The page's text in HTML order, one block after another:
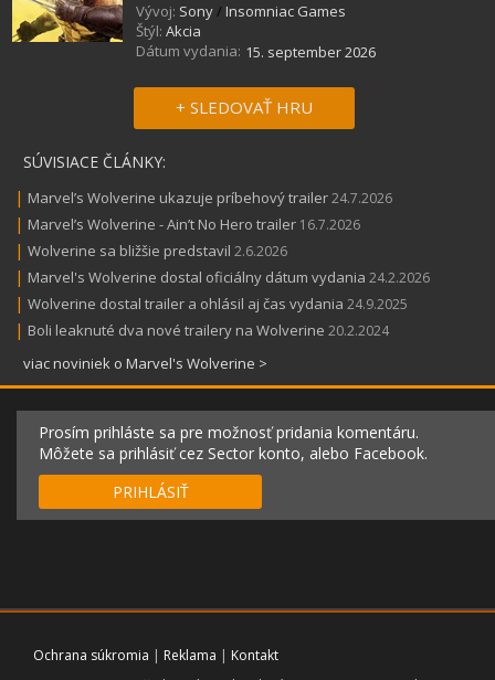
Vývoj: Sony/ Insomniac Games
Štýl: Akcia
Dátum vydania: 15. september 2026
+ SLEDOVAŤ HRU
SÚVISIACE ČLÁNKY:
| Marvel’s Wolverine ukazuje príbehový trailer24.7.2026
| Marvel’s Wolverine - Ain’t No Hero trailer 16.7.2026
| Wolverine sa bližšie predstavil 2.6.2026
| Marvel's Wolverine dostal oficiálny dátum vydania 24.2.2026
| Wolverine dostal trailer a ohlásil aj čas vydania 24.9.2025
| Boli leaknuté dva nové trailery na Wolverine 20.2.2024
viac noviniek o Marvel's Wolverine >
Prosím prihláste sa pre možnosť pridania komentáru.
Môžete sa prihlásiť cez Sector konto, alebo Facebook.
PRIHLÁSIŤ
Ochrana súkromia | Reklama | Kontakt